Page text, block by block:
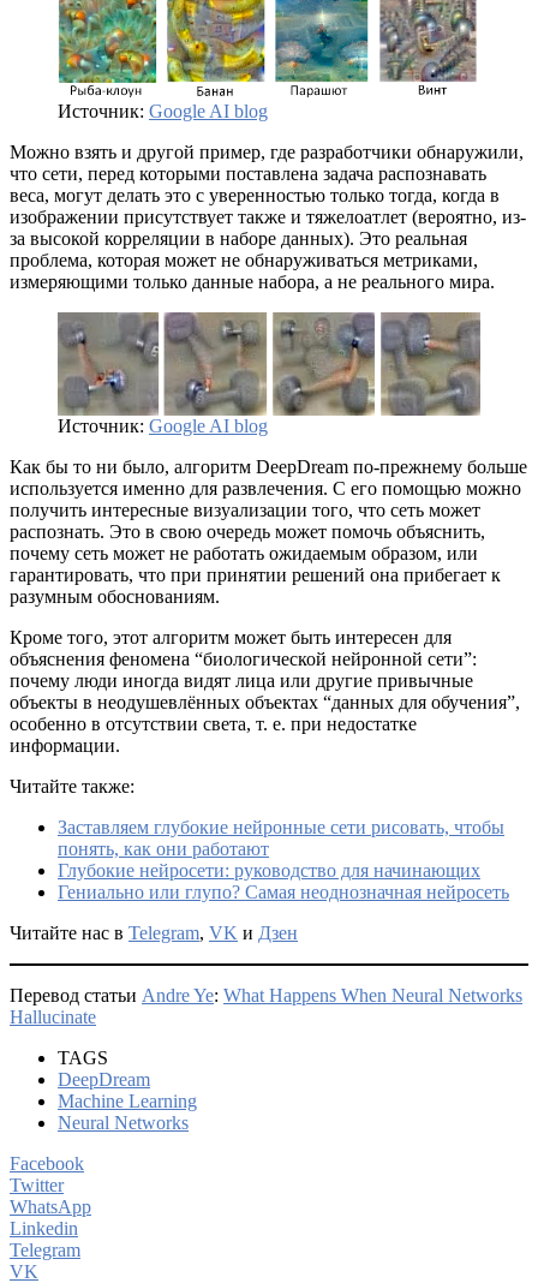
Источник: Google AI blog
Можно взять и другой пример, где разработчики обнаружили,
что сети, перед которыми поставлена задача распознавать
веса, могут делать это с уверенностью только тогда, когда в
изображении присутствует также и тяжелоатлет (вероятно, из-
за высокой корреляции в наборе данных). Это реальная
проблема, которая может не обнаруживаться метриками,
измеряющими только данные набора, а не реального мира.
Источник: Google AI blog
Как бы то ни было, алгоритм DeepDream по-прежнему больше
используется именно для развлечения. С его помощью можно
получить интересные визуализации того, что сеть может
распознать. Это в свою очередь может помочь объяснить,
почему сеть может не работать ожидаемым образом, или
гарантировать, что при принятии решений она прибегает к
разумным обоснованиям.
Кроме того, этот алгоритм может быть интересен для
объяснения феномена “биологической нейронной сети”:
почему люди иногда видят лица или другие привычные
объекты в неодушевлённых объектах “данных для обучения”,
особенно в отсутствии света, т. е. при недостатке
информации.
Читайте также:
Заставляем глубокие нейронные сети рисовать, чтобы
понять, как они работают
Глубокие нейросети: руководство для начинающих
Гениально или глупо? Самая неоднозначная нейросеть
Читайте нас в Telegram, VK и Дзен
Перевод статьи Andre Ye: What Happens When Neural Networks
Hallucinate
TAGS
DeepDream
Machine Learning
Neural Networks
Facebook
Twitter
WhatsApp
Linkedin
Telegram
VK